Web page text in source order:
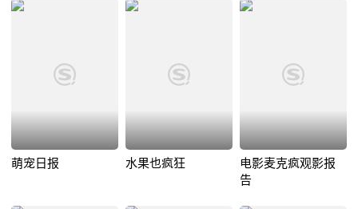
萌宠日报 水果也疯狂
电影麦克疯观影报
告